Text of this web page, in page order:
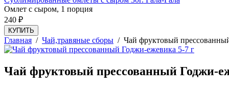
Омлет с сыром, 1 порция
240 ₽
КУПИТЬ
Главная / Чай,травяные сборы / Чай фруктовый
Чай фруктовый прессованный Годжи-